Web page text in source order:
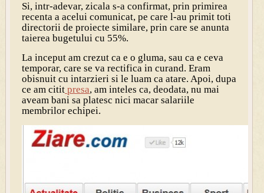
Si, intr-adevar, zicala s-a confirmat, prin primirea
recenta a acelui comunicat, pe care l-au primit toti
directorii de proiecte similare, prin care se anunta
taierea bugetului cu 55%.
La inceput am crezut ca e o gluma, sau ca e ceva
temporar, care se va rectifica in curand. Eram
obisnuit cu intarzieri si le luam ca atare. Apoi, dupa
ce am cititpresa, am inteles ca, deodata, nu mai
aveam bani sa platesc nici macar salariile
membrilor echipei.